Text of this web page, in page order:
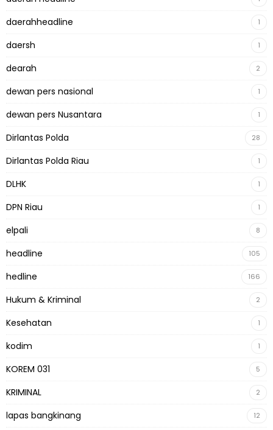
daerahheadline 1
daersh 1
dearah 2
dewan pers nasional 1
dewan pers Nusantara 1
Dirlantas Polda 28
Dirlantas Polda Riau 1
DLHK 1
DPN Riau 1
elpali 8
headline 105
hedline 166
Hukum & Kriminal 2
Kesehatan 1
kodim 1
KOREM 031 5
KRIMINAL 2
lapas bangkinang 12